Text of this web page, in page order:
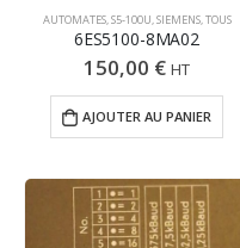
AUTOMATES,S5-100U,SIEMENS,TOUS
6ES5100-8MA02
150,00 € HT
AJOUTER AU PANIER